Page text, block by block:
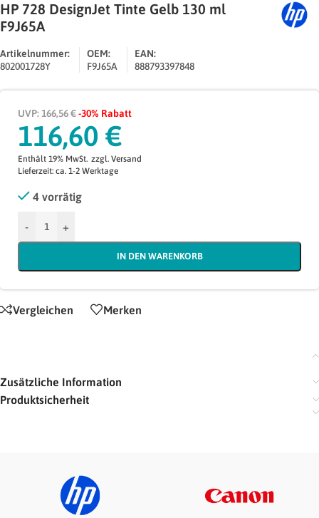
HP 728 DesignJet Tinte Gelb 130 ml
F9J65A
Artikelnummer:
802001728Y
OEM:
F9J65A
EAN:
888793397848
UVP: 166,56 €-30% Rabatt
116,60 €
Enthält 19% MwSt. zzgl. Versand
Lieferzeit: ca. 1-2 Werktage
4 vorrätig
- +
IN DEN WARENKORB
Vergleichen Merken
Zusätzliche Information
Produktsicherheit